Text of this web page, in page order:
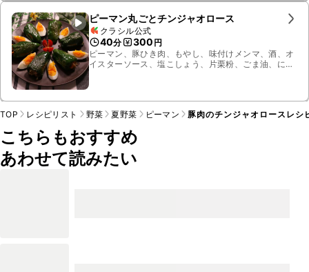
ピーマン丸ごとチンジャオロース
クラシル公式
40分 300 円
ピーマン、豚ひき肉、もやし、味付けメンマ、酒、オ
イスターソース、塩こしょう、片栗粉、ごま油、にん
TOP レシピリスト 野菜 夏野菜 ピーマン 豚肉のチンジャオロースレ
こちらもおすすめ
あわせて読みたい